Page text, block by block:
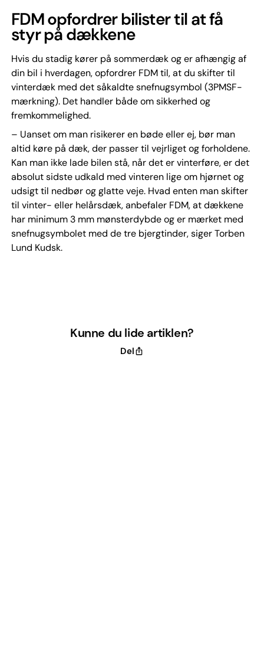
FDM opfordrer bilister til at få
styr på dækkene
Hvis du stadig kører på sommerdæk og er afhængig af
din bil i hverdagen, opfordrer FDM til, at du skifter til
vinterdæk med det såkaldte snefnugsymbol (3PMSF-
mærkning). Det handler både om sikkerhed og
fremkommelighed.
– Uanset om man risikerer en bøde eller ej, bør man
altid køre på dæk, der passer til vejrliget og forholdene.
Kan man ikke lade bilen stå, når det er vinterføre, er det
absolut sidste udkald med vinteren lige om hjørnet og
udsigt til nedbør og glatte veje. Hvad enten man skifter
til vinter- eller helårsdæk, anbefaler FDM, at dækkene
har minimum 3 mm mønsterdybde og er mærket med
snefnugsymbolet med de tre bjergtinder, siger Torben
Lund Kudsk.
Kunne du lide artiklen?
Del